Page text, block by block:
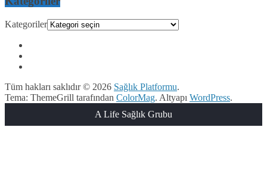
Kategoriler
Tüm hakları saklıdır © 2026 Sağlık Platformu.
Tema: ThemeGrill tarafından ColorMag. Altyapı WordPress.
A Life Sağlık Grubu